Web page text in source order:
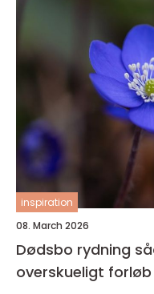
inspiration
08. March 2026
Dødsbo rydning sådan får du et trygt og
overskueligt forløb